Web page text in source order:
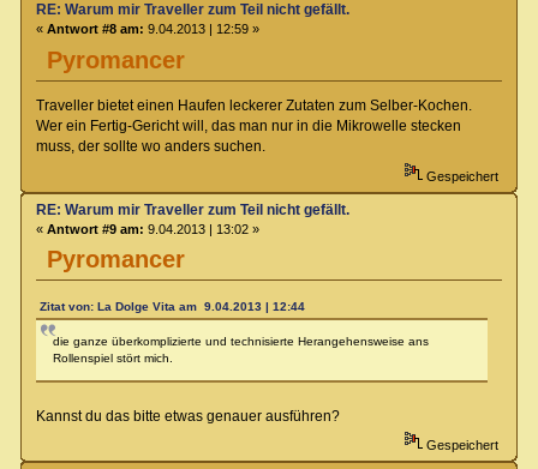
Pyromancer
RE: Warum mir Traveller zum Teil nicht gefällt.
« Antwort #8 am: 9.04.2013 | 12:59 »
Traveller bietet einen Haufen leckerer Zutaten zum Selber-Kochen.
Wer ein Fertig-Gericht will, das man nur in die Mikrowelle stecken
muss, der sollte wo anders suchen.
Gespeichert
Pyromancer
RE: Warum mir Traveller zum Teil nicht gefällt.
« Antwort #9 am: 9.04.2013 | 13:02 »
Zitat von: La Dolge Vita am 9.04.2013 | 12:44
die ganze überkomplizierte und technisierte Herangehensweise ans
Rollenspiel stört mich.
Kannst du das bitte etwas genauer ausführen?
Gespeichert